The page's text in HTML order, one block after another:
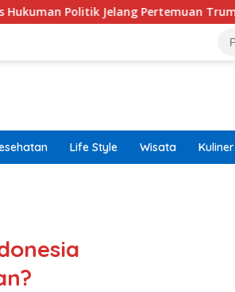
Jelang Pertemuan Trump dan Xi Jinping
Life Style Wisata Kuliner